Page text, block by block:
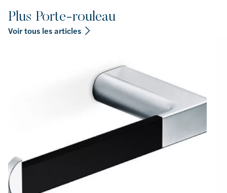
Plus Porte-rouleau
Voir tous les articles